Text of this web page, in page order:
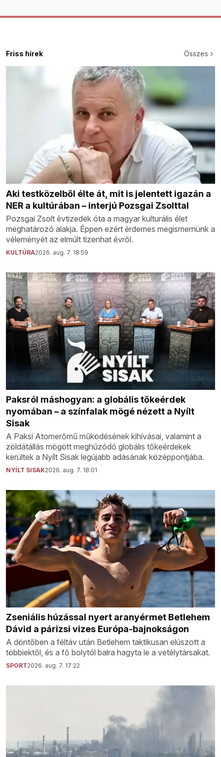
Friss hírek Összes
Aki testközelből élte át, mit is jelentett igazán a
NER a kultúrában – interjú Pozsgai Zsolttal
Pozsgai Zsolt évtizedek óta a magyar kulturális élet
meghatározó alakja. Éppen ezért érdemes megismernünk a
véleményét az elmúlt tizenhat évről.
KULTÚRA2026. aug. 7. 18:59
Paksról máshogyan: a globális tőkeérdek
nyomában – a színfalak mögé nézett a Nyílt
Sisak
A Paksi Atomerőmű működésének kihívásai, valamint a
zöldátállás mögött meghúzódó globális tőkeérdekek
kerültek a Nyílt Sisak legújabb adásának középpontjába.
NYÍLT SISAK2026. aug. 7. 18:01
Zseniális húzással nyert aranyérmet Betlehem
Dávid a párizsi vizes Európa-bajnokságon
A döntőben a féltáv után Betlehem taktikusan elúszott a
többiektől, és a fő bolytól balra hagyta le a vetélytársakat.
SPORT2026. aug. 7. 17:22